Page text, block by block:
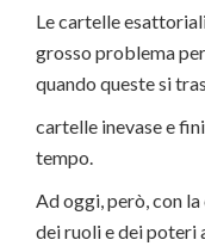
Le cartelle
grosso problema per
quando queste si
cartelle inevase e
tempo.
Ad oggi, però, con
dei ruoli e dei poteri